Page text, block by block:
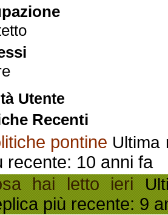
Utente
Recenti
pontine Ultima
recente: 10 anni fa
hai letto ieri
più recente: 9